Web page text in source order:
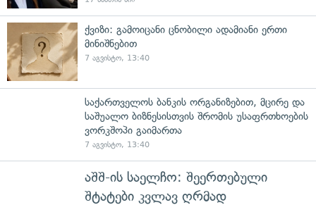
ქვიზი: გამოიცანი ცნობილი ადამიანი ერთი
მინიშნებით
7 აგვისტო, 13:40
საქართველოს ბანკის ორგანიზებით, მცირე და
საშუალო ბიზნესისთვის შრომის უსაფრთხოების
ვორკშოპი გაიმართა
7 აგვისტო, 13:40
აშშ-ის საელჩო: შეერთებული
შტატები კვლავ ღრმად